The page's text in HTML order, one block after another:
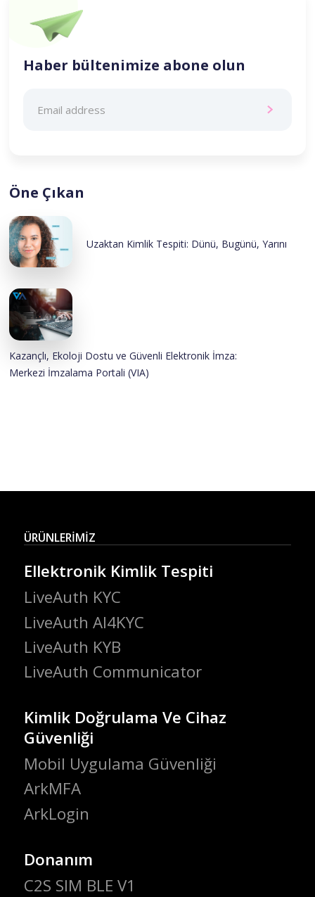
Haber bültenimize abone olun
Öne Çıkan
Uzaktan Kimlik Tespiti: Dünü, Bugünü, Yarını
Kazançlı, Ekoloji Dostu ve Güvenli Elektronik İmza:
Merkezi İmzalama Portali (VIA)
ÜRÜNLERİMİZ
Ellektronik Kimlik Tespiti
LiveAuth KYC
LiveAuth AI4KYC
LiveAuth KYB
LiveAuth Communicator
Kimlik Doğrulama Ve Cihaz
Güvenliği
Mobil Uygulama Güvenliği
ArkMFA
ArkLogin
Donanım
C2S SIM BLE V1